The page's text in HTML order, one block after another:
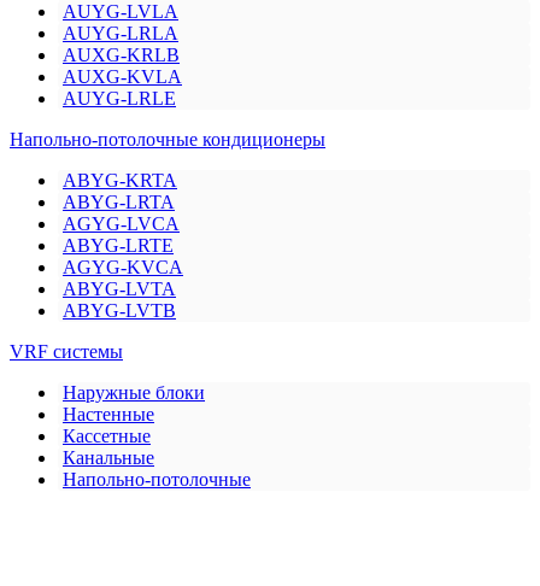
AUYG-LVLA
AUYG-LRLA
AUXG-KRLB
AUXG-KVLA
AUYG-LRLE
Напольно-потолочные кондиционеры
ABYG-KRTA
ABYG-LRTA
AGYG-LVCA
ABYG-LRTE
AGYG-KVCA
ABYG-LVTA
ABYG-LVTB
VRF системы
Наружные блоки
Настенные
Кассетные
Канальные
Напольно-потолочные